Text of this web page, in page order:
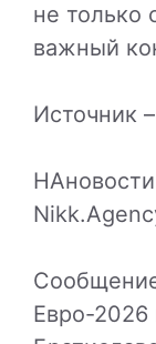
не только
важный
Источник –
Евро-2026